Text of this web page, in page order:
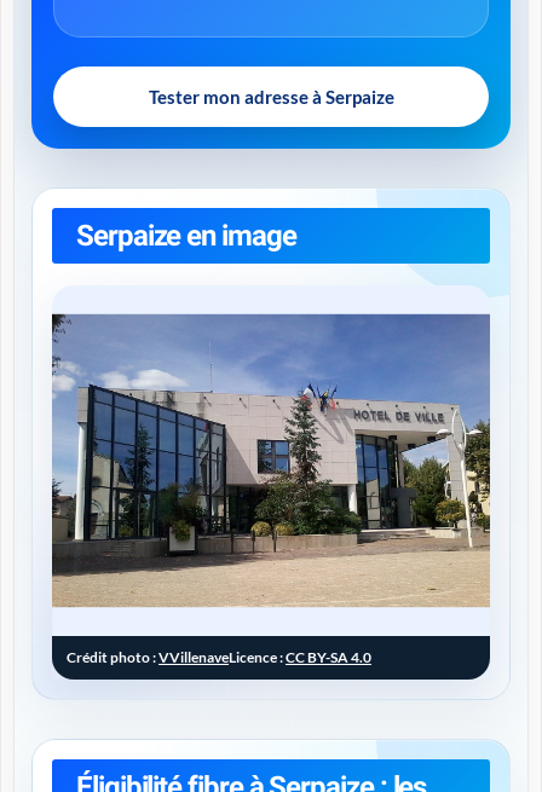
Tester mon adresse à Serpaize
Serpaize en image
Crédit photo :VVillenaveLicence :CC BY-SA 4.0